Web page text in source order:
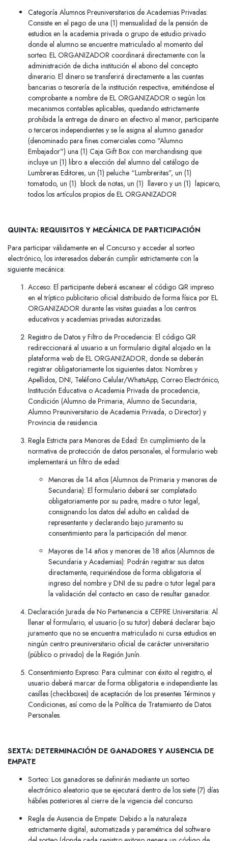
Categoría Alumnos Preuniversitarios de Academias Privadas:
Consiste en el pago de una (1) mensualidad de la pensión de
estudios en la academia privada o grupo de estudio privado
donde el alumno se encuentre matriculado al momento del
sorteo. EL ORGANIZADOR coordinará directamente con la
administración de dicha institución el abono del concepto
dinerario. El dinero se transferirá directamente a las cuentas
bancarias o tesorería de la institución respectiva, emitiéndose el
comprobante a nombre de EL ORGANIZADOR o según los
mecanismos contables aplicables, quedando estrictamente
prohibida la entrega de dinero en efectivo al menor, participante
o terceros independientes y se le asigna al alumno ganador
(denominado para fines comerciales como "Alumno
Embajador") una (1) Caja Gift Box con merchandising que
incluye un (1) libro a elección del alumno del catálogo de
Lumbreras Editores, un (1) peluche “Lumbreritas”, un (1)
tomatodo, un (1) block de notas, un (1) llavero y un (1) lapicero,
todos los artículos propios de EL ORGANIZADOR
QUINTA: REQUISITOS Y MECÁNICA DE PARTICIPACIÓN
Para participar válidamente en el Concurso y acceder al sorteo
electrónico, los interesados deberán cumplir estrictamente con la
siguiente mecánica:
Acceso: El participante deberá escanear el código QR impreso
en el tríptico publicitario oficial distribuido de forma física por EL
ORGANIZADOR durante las visitas guiadas a los centros
educativos y academias privadas autorizadas.
Registro de Datos y Filtro de Procedencia: El código QR
redireccionará al usuario a un formulario digital alojado en la
plataforma web de EL ORGANIZADOR, donde se deberán
registrar obligatoriamente los siguientes datos: Nombres y
Apellidos, DNI, Teléfono Celular/WhatsApp, Correo Electrónico,
Institución Educativa o Academia Privada de procedencia,
Condición (Alumno de Primaria, Alumno de Secundaria,
Alumno Preuniversitario de Academia Privada, o Director) y
Provincia de residencia.
Regla Estricta para Menores de Edad: En cumplimiento de la
normativa de protección de datos personales, el formulario web
implementará un filtro de edad:
Menores de 14 años (Alumnos de Primaria y menores de
Secundaria): El formulario deberá ser completado
obligatoriamente por su padre, madre o tutor legal,
consignando los datos del adulto en calidad de
representante y declarando bajo juramento su
consentimiento para la participación del menor.
Mayores de 14 años y menores de 18 años (Alumnos de
Secundaria y Academias): Podrán registrar sus datos
directamente, requiriéndose de forma obligatoria el
ingreso del nombre y DNI de su padre o tutor legal para
la validación del contacto en caso de resultar ganador.
Declaración Jurada de No Pertenencia a CEPRE Universitaria: Al
llenar el formulario, el usuario (o su tutor) deberá declarar bajo
juramento que no se encuentra matriculado ni cursa estudios en
ningún centro preuniversitario oficial de carácter universitario
(público o privado) de la Región Junín.
Consentimiento Expreso: Para culminar con éxito el registro, el
usuario deberá marcar de forma obligatoria e independiente las
casillas (checkboxes) de aceptación de los presentes Términos y
Condiciones, así como de la Política de Tratamiento de Datos
Personales.
SEXTA: DETERMINACIÓN DE GANADORES Y AUSENCIA DE
EMPATE
Sorteo: Los ganadores se definirán mediante un sorteo
electrónico aleatorio que se ejecutará dentro de los siete (7) días
hábiles posteriores al cierre de la vigencia del concurso.
Regla de Ausencia de Empate: Debido a la naturaleza
estrictamente digital, automatizada y paramétrica del software